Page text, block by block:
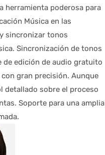
herramienta poderosa para
Música en las
sincronizar tonos
Sincronización de tonos
de edición de audio gratuito
gran precisión. Aunque
detallado sobre el proceso
Soporte para una amplia